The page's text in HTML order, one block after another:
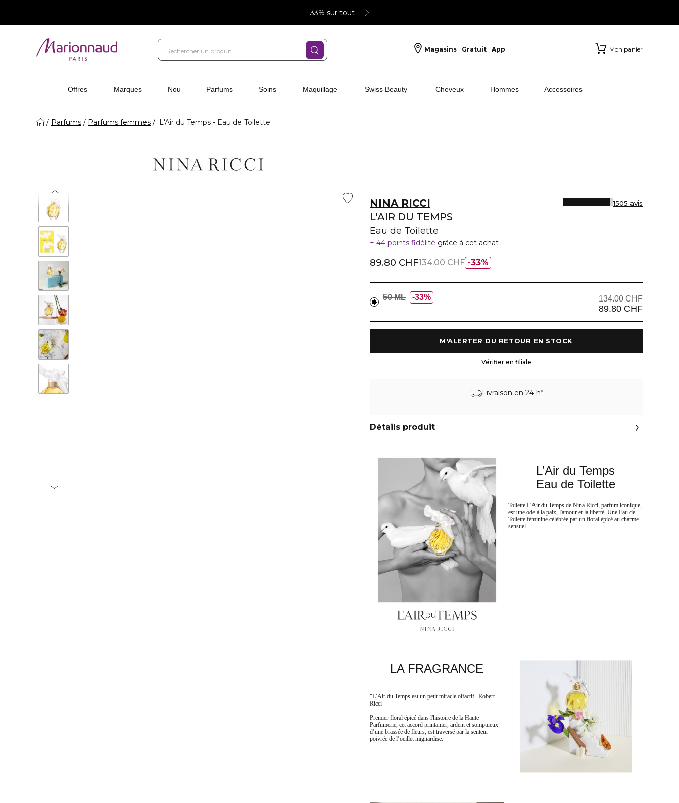
-33% sur tout
Magasins Gratuit App Mon panier
Offres Marques Nou Parfums Soins Maquillage Swiss Beauty Cheveux Hommes Accessoires
Parfums Parfums femmes L'Air du Temps - Eau de Toilette
NINA RICCI
L'AIR DU TEMPS
Eau de Toilette
1505 avis
44 points fidélité grâce à cet achat
33%
89.80 CHF134.00 CHF
50 ML 33% 134.00 CHF
89.80 CHF
Livraison en 24 h*
Détails produit
L’Air du Temps
Eau de Toilette
Toilette L'Air du Temps de Nina Ricci, parfum iconique,
est une ode à la paix, l'amour et la liberté. Une Eau de
Toilette féminine célébrée par un floral épicé au charme
sensuel.
LA FRAGRANCE
"L’Air du Temps est un petit miracle olfactif" Robert
Ricci
Premier floral épicé dans l'histoire de la Haute
Parfumerie, cet accord printanier, ardent et somptueux
d’une brassée de fleurs, est traversé par la senteur
poivrée de l’oeillet mignardise.